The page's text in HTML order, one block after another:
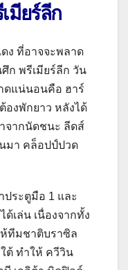
มียร์ลีก
ง ที่อาจจะพลาด
ก พรีเมียร์ลีก วัน
ดแน่นอนคือ ฮาร์
องพักยาว หลังได้
จากนัดชนะ ลีดส์
มา คล็อปป์ปวด
ประตูมือ 1 และ
เล่น เนื่องจากทั้ง
ทีมชาติบราซิล
ต้ ทำให้ ควีวิน